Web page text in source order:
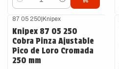
Cantidad
87 05 250|Knipex
Knipex 87 05 250
Cobra Pinza Ajustable
Pico de Loro Cromada
250 mm